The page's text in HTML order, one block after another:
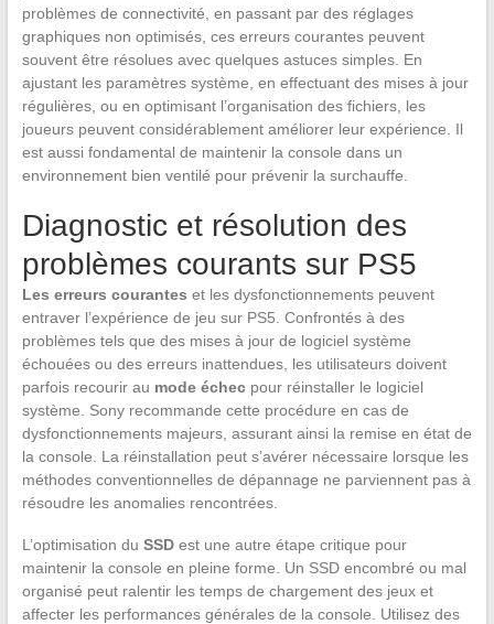
problèmes de connectivité, en passant par des réglages
graphiques non optimisés, ces erreurs courantes peuvent
souvent être résolues avec quelques astuces simples. En
ajustant les paramètres système, en effectuant des mises à jour
régulières, ou en optimisant l’organisation des fichiers, les
joueurs peuvent considérablement améliorer leur expérience. Il
est aussi fondamental de maintenir la console dans un
environnement bien ventilé pour prévenir la surchauffe.
Diagnostic et résolution des
problèmes courants sur PS5
Les erreurs courantes et les dysfonctionnements peuvent
entraver l’expérience de jeu sur PS5. Confrontés à des
problèmes tels que des mises à jour de logiciel système
échouées ou des erreurs inattendues, les utilisateurs doivent
parfois recourir au mode échecpour réinstaller le logiciel
système. Sony recommande cette procédure en cas de
dysfonctionnements majeurs, assurant ainsi la remise en état de
la console. La réinstallation peut s’avérer nécessaire lorsque les
méthodes conventionnelles de dépannage ne parviennent pas à
résoudre les anomalies rencontrées.
L’optimisation du SSDest une autre étape critique pour
maintenir la console en pleine forme. Un SSD encombré ou mal
organisé peut ralentir les temps de chargement des jeux et
affecter les performances générales de la console. Utilisez des